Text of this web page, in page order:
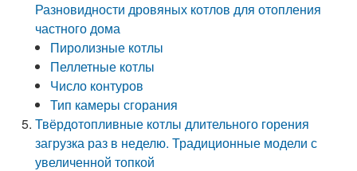
Разновидности дровяных котлов для отопления
частного дома
Пиролизные котлы
Пеллетные котлы
Число контуров
Тип камеры сгорания
Твёрдотопливные котлы длительного горения
загрузка раз в неделю. Традиционные модели с
увеличенной топкой